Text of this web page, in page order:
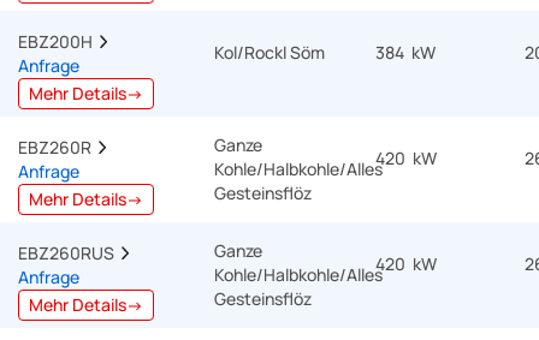
EBZ200H
Anfrage
Mehr Details→
Kol/Rockl Söm 384 kW
EBZ260R
Anfrage
Mehr Details→
Ganze
Kohle/Halbkohle/Alles
Gesteinsflöz
420 kW
EBZ260RUS
Anfrage
Mehr Details→
Ganze
Kohle/Halbkohle/Alles
Gesteinsflöz
420 kW